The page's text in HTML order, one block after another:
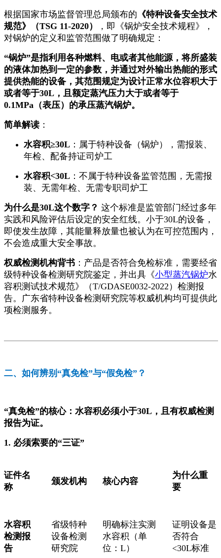
根据国家市场监督管理总局颁布的 《特种设备安全技术
规范》（TSG 11-2020）
，即《锅炉安全技术规程》，
对锅炉的定义和监管范围做了明确规定：
“锅炉”是指利用各种燃料、电或者其他能源，将所盛装
的液体加热到一定的参数，并通过对外输出热能的形式
提供热能的设备，其范围规定为设计正常水位容积大于
或者等于30L，且额定蒸汽压力大于或者等于
0.1MPa（表压）的承压蒸汽锅炉。
简单解读 ：
水容积≥30L ：属于特种设备（锅炉），需报装、
年检、配备持证司炉工
水容积<30L ：不属于特种设备监管范围，无需报
装、无需年检、无需专职司炉工
为什么是30L这个数字？ 这个标准是监管部门经过多年
实践和风险评估后设定的安全红线。小于30L的设备，
即使发生故障，其能量释放量也被认为在可控范围内，
不会造成重大安全事故。
权威检测机构背书 ：产品是否符合免检标准，需要经省
级特种设备检测研究院鉴定，并出具《小型蒸汽锅炉水
容积测试技术规范》（T/GDASE0032-2022）检测报
告。广东省特种设备检测研究院等权威机构均可提供此
项检测服务。
二、如何辨别“真免检”与“假免检”？
“真免检”的核心：水容积必须小于30L，且有权威检测
报告为证。
1. 必须索要的“三证”
证件名
称
颁发机构 核心内容
为什么重
要
水容积
检测报
告
省级特种
设备检测
研究院
明确标注实测
水容积（单
位：L）
证明设备是
否符合
<30L标准